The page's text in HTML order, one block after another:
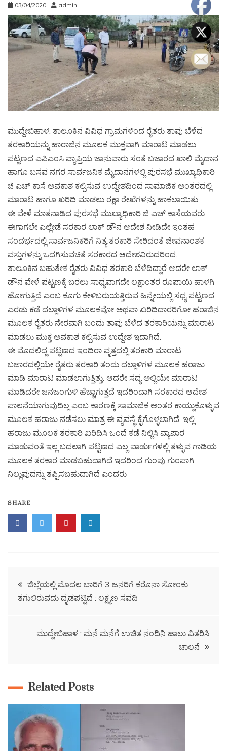
03/04/2020 admin
ಮುದ್ದೇಬಿಹಾಳ: ತಾಲೂಕಿನ ವಿವಿಧ ಗ್ರಾಮಗಳಿಂದ ರೈತರು ತಾವು ಬೆಳೆದ
ತರಕಾರಿಯನ್ನು ಹಾರಾಜಿನ ಮೂಲಕ ಮುಕ್ತವಾಗಿ ಮಾರಾಟ ಮಾಡಲು
ಪಟ್ಟಣದ ಎಪಿಎಂಸಿ ವ್ಯಾಪ್ತಿಯ ಜಾನುವಾರು ಸಂತೆ ಬಜಾರದ ಖಾಲಿ ಮೈದಾನ
ಹಾಗೂ ಬಸವ ನಗರ ಸಾರ್ವಜನಿಕ ಮೈದಾನಗಳಲ್ಲಿ ಪುರಸಭೆ ಮುಖ್ಯಾಧಿಕಾರಿ
ಜಿ ಎಚ್ ಕಾಸೆ ಅವಕಾಶ ಕಲ್ಪಿಸುವ ಉದ್ದೇಶದಿಂದ ಸಾಮಾಜಿಕ ಅಂತರದಲ್ಲಿ
ಮಾರಾಟ ಹಾಗೂ ಖರಿದಿ ಮಾಡಲು ರಕ್ಷಾ ರೇಖೆಗಳನ್ನು ಹಾಕಲಾಯಿತು.
ಈ ವೇಳೆ ಮಾತನಾಡಿದ ಪುರಸಭೆ ಮುಖ್ಯಾಧಿಕಾರಿ ಜಿ ಎಚ್ ಕಾಸೆಯವರು
ಈಗಾಗಲೇ ಎಲ್ಲೇಡೆ ಸರಕಾರ ಲಾಕ್ ಡೌನ ಆದೇಶ ನೀಡಿದೇ ಇಂತಹ
ಸಂದರ್ಭದಲ್ಲಿ ಸಾರ್ವಜನಿಕರಿಗೆ ನಿತ್ಯ ತರಕಾರಿ ಸೇರಿದಂತೆ ಜೀವನಾಂಶಕ
ವಸ್ತುಗಳನ್ನು ಒದಗಿಸುವಚಿತೆ ಸರಕಾರದ ಆದೇಶವಿರುದರಿಂದ.
ತಾಲೂಕಿನ ಬಹುತೇಕ ರೈತರು ವಿವಿಧ ತರಕಾರಿ ಬೆಳೆದಿದ್ದಾರೆ ಆದರೇ ಲಾಕ್
ಡೌನ ವೇಳೆ ಪಟ್ಟಣಕ್ಕೆ ಬರಲು ಸಾಧ್ಯವಾಗದೇ ಲಕ್ಷಾಂತರ ರೂಪಾಯಿ ಹಾಳಗಿ
ಹೋಗುತ್ತಿದೆ ಎಂಬ ಕೂಗು ಕೇಳಿಬರುಯತ್ತಿರುವ ಹಿನ್ನೇಯಲ್ಲಿ ಸಧ್ಯ ಪಟ್ಟಣದ
ಎರಡು ಕಡೆ ದಲ್ಲಾಳಿಗಳ ಮೂಲಕವೋ ಅಥವಾ ಖರಿದಿದಾರರಿಗೋ ಹರಾಜಿನ
ಮೂಲಕ ರೈತರು ನೇರವಾಗಿ ಬಂದು ತಾವು ಬೆಳೆದ ತರಕಾರಿಯನ್ನು ಮಾರಾಟ
ಮಾಡಲು ಮುಕ್ತ ಅವಕಾಶ ಕಲ್ಪಿಸುವ ಉದ್ದೇಶ ಇದಾಗಿದೆ.
ಈ ಮೊದಲಿದ್ದ ಪಟ್ಟಣದ ಇಂದಿರಾ ವೃತ್ತದಲ್ಲಿ ತರಕಾರಿ ಮಾರಾಟ
ಬಜಾರದಲ್ಲಿಯೇ ರೈತರು ತರಕಾರಿ ತಂದು ದಲ್ಲಾಳಿಗಳ ಮೂಲಕ ಹರಾಜು
ಮಾಡಿ ಮಾರಾಟ ಮಾಡಲಾಗುತ್ತಿತ್ತು. ಆದರೇ ಸದ್ಯ ಅಲ್ಲಿಯೇ ಮಾರಾಟ
ಮಾಡಿದರೇ ಜನಜಂಗುಳಿ ಹೆಚ್ಚಾಗುತ್ತದೆ ಇದರಿಂದಾಗಿ ಸರಕಾರದ ಆದೇಶ
ಪಾಲನೆಯಾಗುವುದಿಲ್ಲ ಎಂಬ ಕಾರಣಕ್ಕೆ ಸಾಮಾಜಿಕ ಅಂತರ ಕಾಯ್ದುಕೊಳ್ಳುವ
ಮೂಲಕ ಹರಾಜು ನಡೆಸಲು ಮಾತ್ರ ಈ ವ್ಯವಸ್ಥೆ ಕೈಗೊಳ್ಳಲಾಗಿದೆ. ಇಲ್ಲಿ
ಹರಾಜು ಮೂಲಕ ತರಕಾರಿ ಖರಿದಿಸಿ ಒಂದೆ ಕಡೆ ನಿಲ್ಲಿಸಿ ವ್ಯಾಪಾರ
ಮಾಡುವಂತೆ ಇಲ್ಲ ಬದಲಾಗಿ ಪಟ್ಟಣದ ಎಲ್ಲ ವಾರ್ಡುಗಳಲ್ಲಿ ತಳ್ಳುವ ಗಾಡಿಯ
ಮೂಲಕ ತರಕಾರ ಮಾಡಬಹುದಾಗಿದೆ ಇದರಿಂದ ಗುಂಪು ಗುಂಪಾಗಿ
ನಿಲ್ಲುವುದನ್ನು ತಪ್ಪಿಸಬಹುದಾಗಿದೆ ಎಂದರು
SHARE
ಜಿಲ್ಲೆಯಲ್ಲಿ ಮೊದಲ ಬಾರಿಗೆ 3 ಜನರಿಗೆ ಕರೊನಾ ಸೋಂಕು
ತಗುಲಿರುವದು ದೃಡಪಟ್ಟಿದೆ : ಲಕ್ಷ್ಮಣ ಸವದಿ
ಮುದ್ದೇಬಿಹಾಳ : ಮನೆ ಮನೆಗೆ ಉಚಿತ ನಂದಿನಿ ಹಾಲು ವಿತರಿಸಿ
ಚಾಲನೆ
Related Posts